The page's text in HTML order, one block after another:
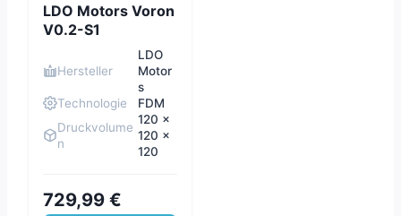
LDO Motors Voron
V0.2-S1
Hersteller
LDO
Motor
s
Technologie
FDM
Druckvolume
n
120 x
120 x
120
729,99 €